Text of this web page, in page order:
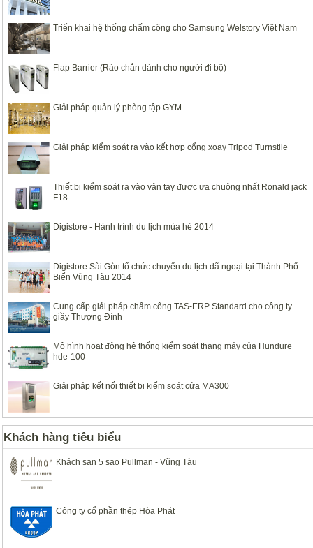
Triển khai hệ thống chấm công cho Samsung Welstory Việt Nam
Flap Barrier (Rào chắn dành cho người đi bộ)
Giải pháp quản lý phòng tập GYM
Giải pháp kiểm soát ra vào kết hợp cổng xoay Tripod Turnstile
Thiết bị kiểm soát ra vào vân tay được ưa chuộng nhất Ronald jack
F18
Digistore - Hành trình du lịch mùa hè 2014
Digistore Sài Gòn tổ chức chuyến du lịch dã ngoại tại Thành Phố
Biển Vũng Tàu 2014
Cung cấp giải pháp chấm công TAS-ERP Standard cho công ty
giầy Thượng Đình
Mô hình hoạt động hệ thống kiểm soát thang máy của Hundure
hde-100
Giải pháp kết nối thiết bị kiểm soát cửa MA300
Khách hàng tiêu biểu
Khách sạn 5 sao Pullman - Vũng Tàu
Công ty cổ phần thép Hòa Phát